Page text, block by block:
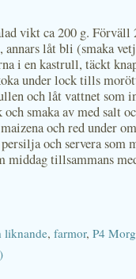
vikt ca 200 g.
låt bli (smaka
i en kastrull, täckt
under lock tills
och låt vattnet som
smaka av med salt
och red under
och servera som
tillsammans
liknande, farmor, P4